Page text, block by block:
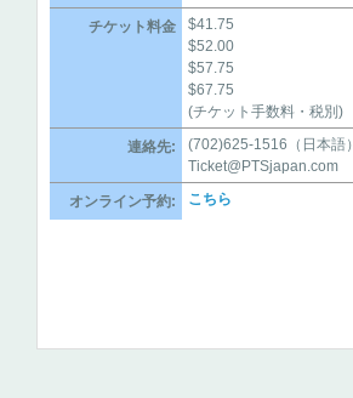
チケット料金
$41.75
$52.00
$57.75
$67.75
(チケット手数料・税別)
連絡先:
(702)625-1516（日本語）
Ticket@PTSjapan.com
オンライン予約: こちら